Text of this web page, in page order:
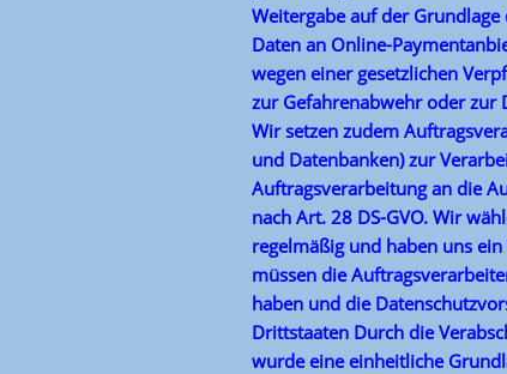
Weitergabe auf der
Daten an Online-
wegen einer gesetzlichen
zur Gefahrenabwehr oder zur
Wir setzen zudem
und Datenbanken) zur
Auftragsverarbeitung an die
nach Art. 28 DS-GVO. Wir
regelmäßig und haben uns
müssen die
haben und die
Drittstaaten Durch die
wurde eine einheitliche